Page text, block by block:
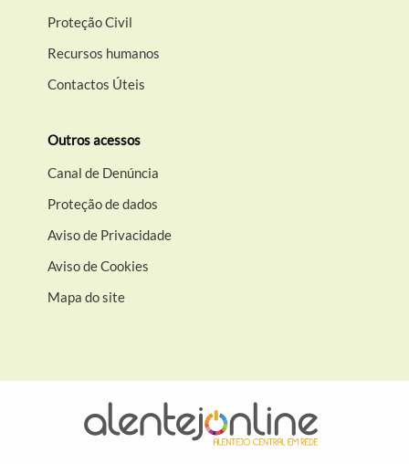
Proteção Civil
Recursos humanos
Contactos Úteis
Outros acessos
Canal de Denúncia
Proteção de dados
Aviso de Privacidade
Aviso de Cookies
Mapa do site